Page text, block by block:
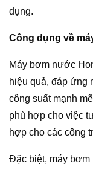
dụng.
Công dụng về
Máy bơm nước
hiệu quả, đáp ứng
công suất mạnh
phù hợp cho việc
hợp cho các công
Đặc biệt, máy